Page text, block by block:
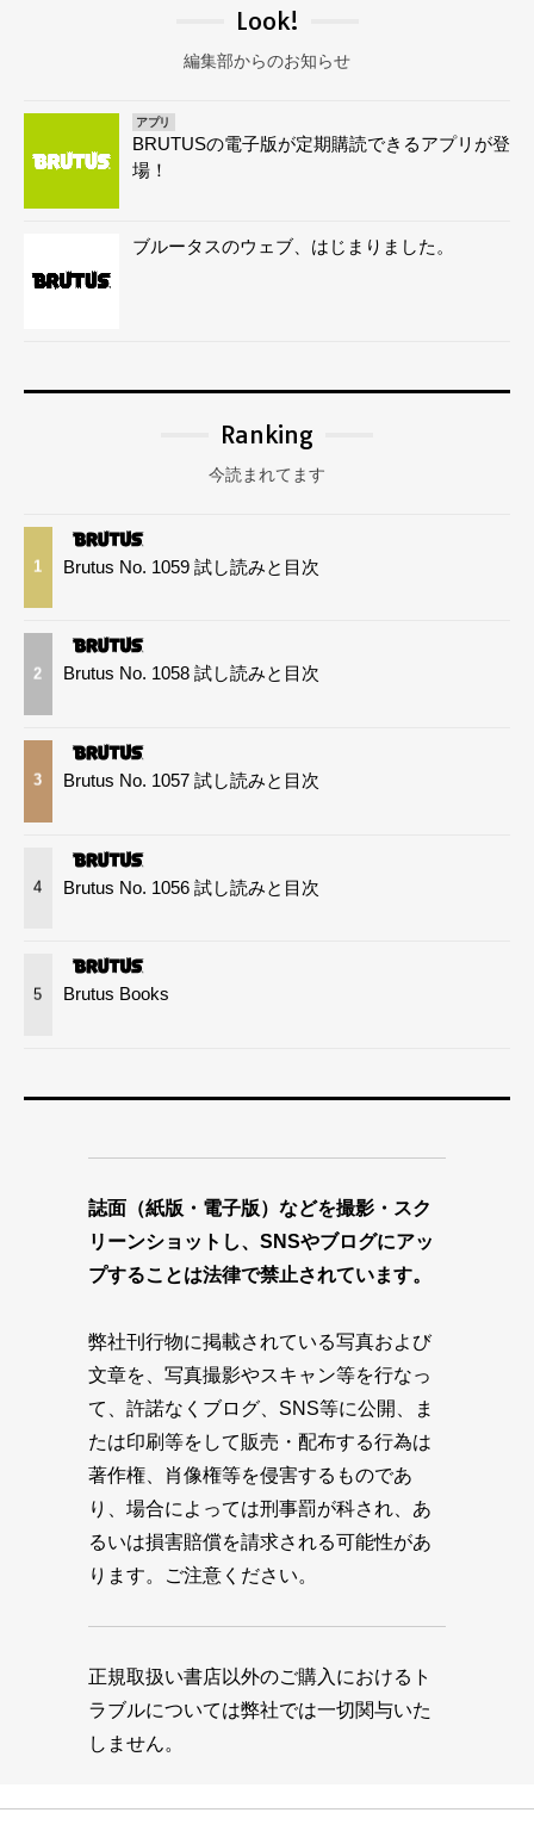
Look!
編集部からのお知らせ
アプリ
BRUTUSの電子版が定期購読できるアプリが登
場！
ブルータスのウェブ、はじまりました。
Ranking
今読まれてます
1 Brutus No. 1059 試し読みと目次
2 Brutus No. 1058 試し読みと目次
3 Brutus No. 1057 試し読みと目次
4 Brutus No. 1056 試し読みと目次
5 Brutus Books
誌面（紙版・電子版）などを撮影・スク
リーンショットし、SNSやブログにアッ
プすることは法律で禁止されています。
弊社刊行物に掲載されている写真および
文章を、写真撮影やスキャン等を行なっ
て、許諾なくブログ、SNS等に公開、ま
たは印刷等をして販売・配布する行為は
著作権、肖像権等を侵害するものであ
り、場合によっては刑事罰が科され、あ
るいは損害賠償を請求される可能性があ
ります。ご注意ください。
正規取扱い書店以外のご購入におけるト
ラブルについては弊社では一切関与いた
しません。